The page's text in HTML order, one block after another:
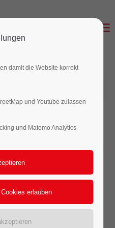
damit die Website korrekt
und Youtube zulassen
und Matomo Analytics